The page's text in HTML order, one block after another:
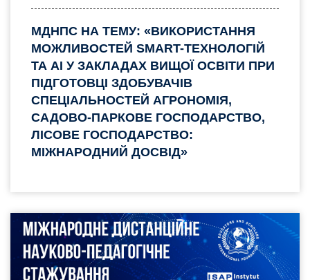
МДНПС НА ТЕМУ: «ВИКОРИСТАННЯ
МОЖЛИВОСТЕЙ SMART-ТЕХНОЛОГІЙ
ТА AI У ЗАКЛАДАХ ВИЩОЇ ОСВІТИ ПРИ
ПІДГОТОВЦІ ЗДОБУВАЧІВ
СПЕЦІАЛЬНОСТЕЙ АГРОНОМІЯ,
САДОВО-ПАРКОВЕ ГОСПОДАРСТВО,
ЛІСОВЕ ГОСПОДАРСТВО:
МІЖНАРОДНИЙ ДОСВІД»